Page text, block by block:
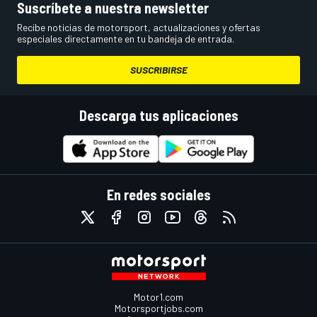
Suscríbete a nuestra newsletter
Recibe noticias de motorsport, actualizaciones y ofertas
especiales directamente en tu bandeja de entrada.
SUSCRIBIRSE
Descarga tus aplicaciones
En redes sociales
Motor1.com
Motorsportjobs.com